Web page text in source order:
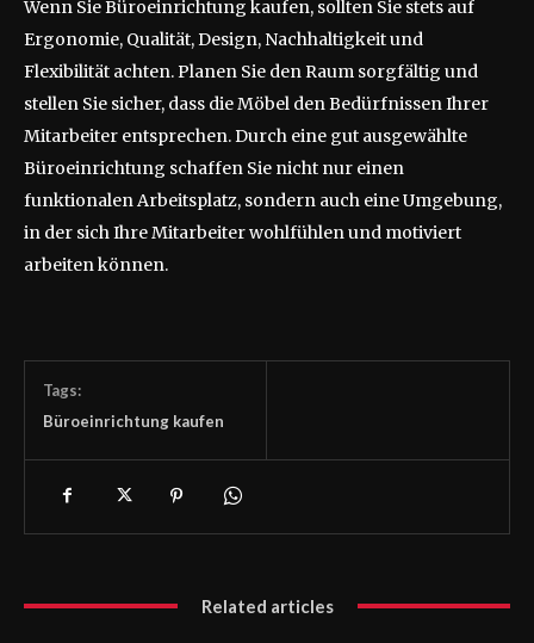
Wenn Sie Büroeinrichtung kaufen, sollten Sie stets auf
Ergonomie, Qualität, Design, Nachhaltigkeit und
Flexibilität achten. Planen Sie den Raum sorgfältig und
stellen Sie sicher, dass die Möbel den Bedürfnissen Ihrer
Mitarbeiter entsprechen. Durch eine gut ausgewählte
Büroeinrichtung schaffen Sie nicht nur einen
funktionalen Arbeitsplatz, sondern auch eine Umgebung,
in der sich Ihre Mitarbeiter wohlfühlen und motiviert
arbeiten können.
Tags:
Büroeinrichtung kaufen
Related articles